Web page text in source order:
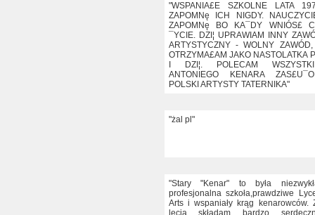
"WSPANIA£E SZKOLNE LATA
ZAPOMNę ICH NIGDY.
ZAPOMNę BO KA¯DY WNIÓS£
¯YCIE. DZI¦ UPRAWIAM INNY
ARTYSTYCZNY - WOLNY
OTRZYMA£AM JAKO NASTOLATKA
I DZI¦. POLECAM
ANTONIEGO KENARA
POLSKI ARTYSTY TATERNIKA"
"żal pl"
"Stary "Kenar" to była
profesjonalna szkoła,prawdziwe
Arts i wspaniały krąg kenarowców.
lecia składam bardzo